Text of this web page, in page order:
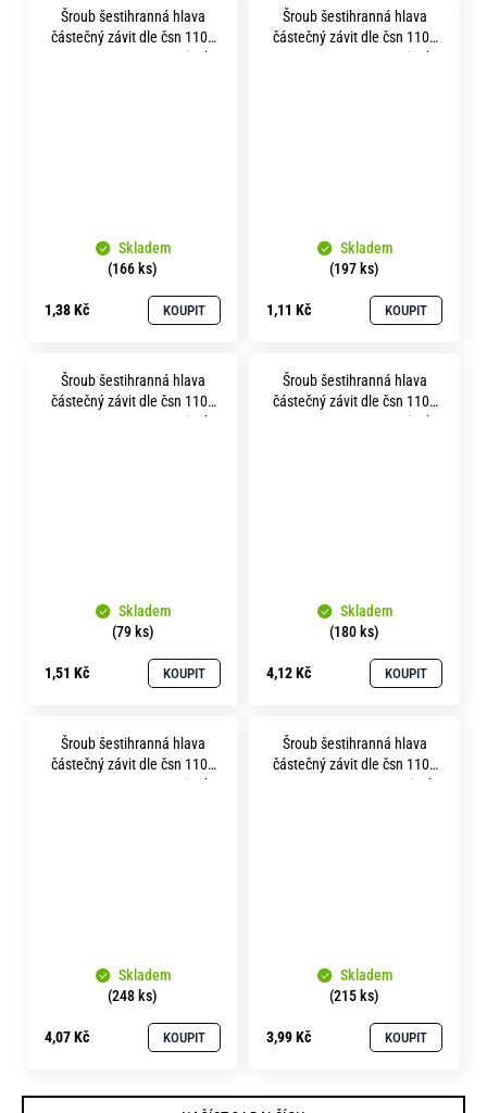
Šroub šestihranná hlava
částečný závit dle čsn 1101
Skladem
(166 ks)
1,38 Kč KOUPIT
Šroub šestihranná hlava
částečný závit dle čsn 1101
Skladem
(197 ks)
1,11 Kč KOUPIT
Šroub šestihranná hlava
částečný závit dle čsn 1101
Skladem
(79 ks)
1,51 Kč KOUPIT
Šroub šestihranná hlava
částečný závit dle čsn 1101
Skladem
(180 ks)
4,12 Kč KOUPIT
Šroub šestihranná hlava
částečný závit dle čsn 1101
Skladem
(248 ks)
4,07 Kč KOUPIT
Šroub šestihranná hlava
částečný závit dle čsn 1101
Skladem
(215 ks)
3,99 Kč KOUPIT